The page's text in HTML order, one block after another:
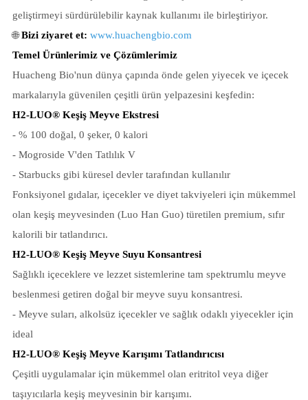
geliştirmeyi sürdürülebilir kaynak kullanımı ile birleştiriyor.
🌐Bizi ziyaret et: www.huachengbio.com
Temel Ürünlerimiz ve Çözümlerimiz
Huacheng Bio'nun dünya çapında önde gelen yiyecek ve içecek
markalarıyla güvenilen çeşitli ürün yelpazesini keşfedin:
H2-LUO® Keşiş Meyve Ekstresi
- % 100 doğal, 0 şeker, 0 kalori
- Mogroside V'den Tatlılık V
- Starbucks gibi küresel devler tarafından kullanılır
Fonksiyonel gıdalar, içecekler ve diyet takviyeleri için mükemmel
olan keşiş meyvesinden (Luo Han Guo) türetilen premium, sıfır
kalorili bir tatlandırıcı.
H2-LUO® Keşiş Meyve Suyu Konsantresi
Sağlıklı içeceklere ve lezzet sistemlerine tam spektrumlu meyve
beslenmesi getiren doğal bir meyve suyu konsantresi.
- Meyve suları, alkolsüz içecekler ve sağlık odaklı yiyecekler için
ideal
H2-LUO® Keşiş Meyve Karışımı Tatlandırıcısı
Çeşitli uygulamalar için mükemmel olan eritritol veya diğer
taşıyıcılarla keşiş meyvesinin bir karışımı.